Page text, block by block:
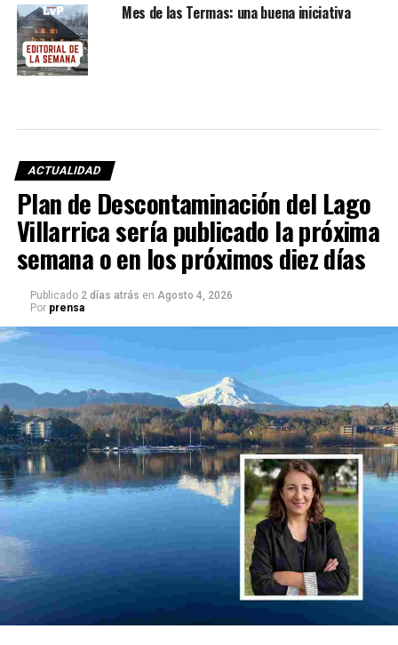
Mes de las Termas: una buena iniciativa
ACTUALIDAD
Plan de Descontaminación del Lago
Villarrica sería publicado la próxima
semana o en los próximos diez días
Publicado 2 días atrás en Agosto 4, 2026
Por prensa